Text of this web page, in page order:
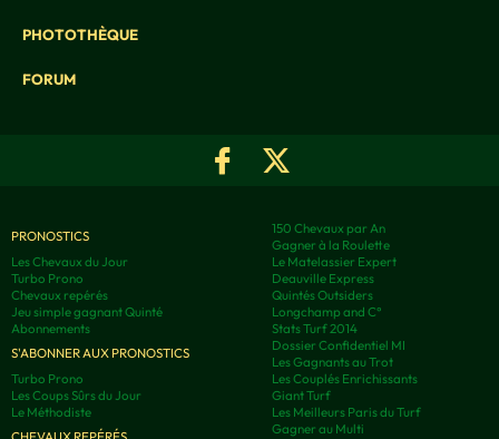
PHOTOTHÈQUE
FORUM
PRONOSTICS
Les Chevaux du Jour
Turbo Prono
Chevaux repérés
Jeu simple gagnant Quinté
Abonnements
S'ABONNER AUX PRONOSTICS
Turbo Prono
Les Coups Sûrs du Jour
Le Méthodiste
150 Chevaux par An
Gagner à la Roulette
Le Matelassier Expert
Deauville Express
Quintés Outsiders
Longchamp and C°
Stats Turf 2014
Dossier Confidentiel MI
Les Gagnants au Trot
Les Couplés Enrichissants
Giant Turf
Les Meilleurs Paris du Turf
Gagner au Multi